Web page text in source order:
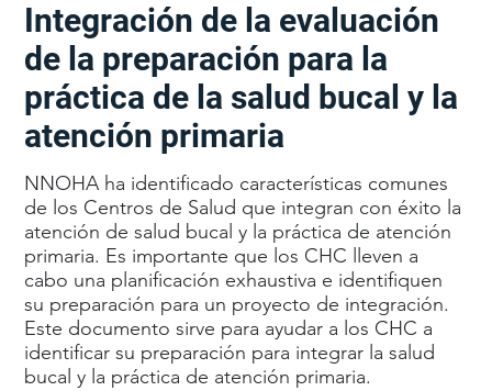
NNOHA ha identificado características comunes
de los Centros de Salud que integran con éxito la
atención de salud bucal y la práctica de atención
primaria. Es importante que los CHC lleven a
cabo una planificación exhaustiva e identifiquen
su preparación para un proyecto de integración.
Este documento sirve para ayudar a los CHC a
identificar su preparación para integrar la salud
bucal y la práctica de atención primaria.
Integración de la evaluación
de la preparación para la
práctica de la salud bucal y la
atención primaria